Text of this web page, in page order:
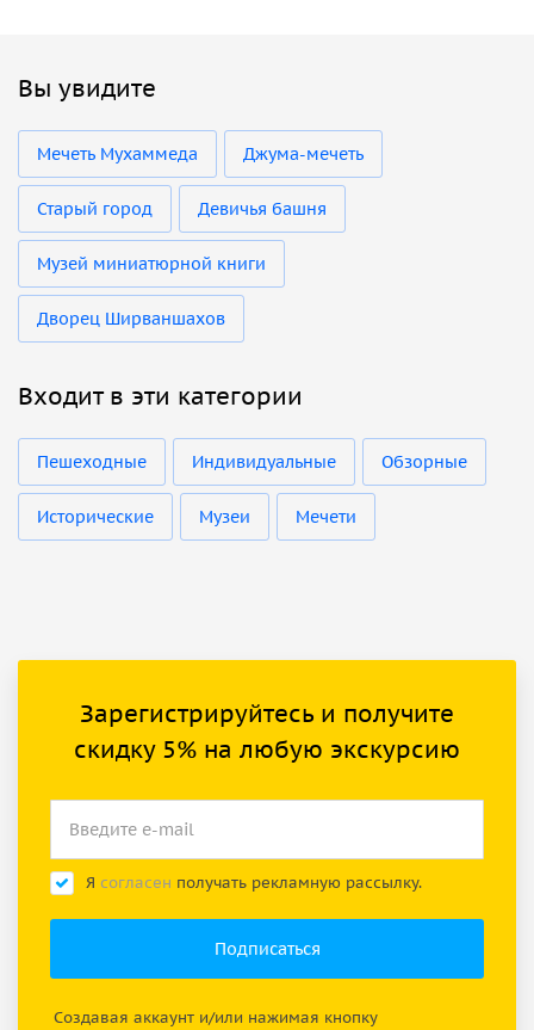
Вы увидите
Мечеть Мухаммеда Джума-мечеть
Старый город Девичья башня
Музей миниатюрной книги
Дворец Ширваншахов
Входит в эти категории
Пешеходные Индивидуальные Обзорные
Исторические Музеи Мечети
Зарегистрируйтесь и получите
скидку 5% на любую экскурсию
Я согласен получать рекламную рассылку.
Создавая аккаунт и/или нажимая кнопку